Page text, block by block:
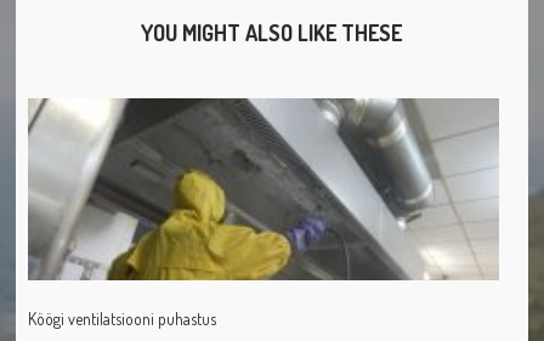
YOU MIGHT ALSO LIKE THESE
Köögi ventilatsiooni puhastus